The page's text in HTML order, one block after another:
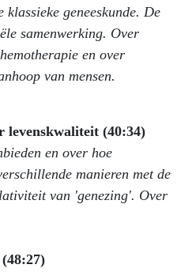
geneeskunde. De
samenwerking. Over
en over
van mensen.
levenskwaliteit (40:34)
en over hoe
manieren met de
van 'genezing'. Over